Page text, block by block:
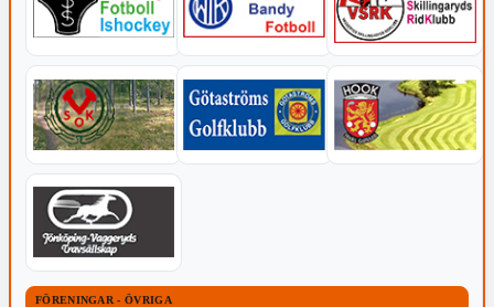
FÖRENINGAR - ÖVRIGA